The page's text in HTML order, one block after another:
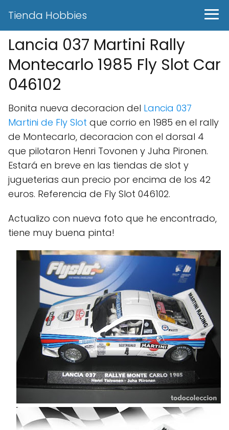
Tienda Hobbies
Lancia 037 Martini Rally
Montecarlo 1985 Fly Slot Car
046102
Bonita nueva decoracion del Lancia 037
Martini de Fly Slot que corrio en 1985 en el rally
de Montecarlo, decoracion con el dorsal 4
que pilotaron Henri Tovonen y Juha Pironen.
Estará en breve en las tiendas de slot y
jugueterias aun precio por encima de los 42
euros. Referencia de Fly Slot 046102.
Actualizo con nueva foto que he encontrado,
tiene muy buena pinta!